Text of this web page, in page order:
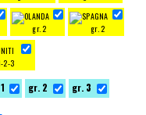
gr. 2 gr. 2
2-3
gr. 2 gr. 3